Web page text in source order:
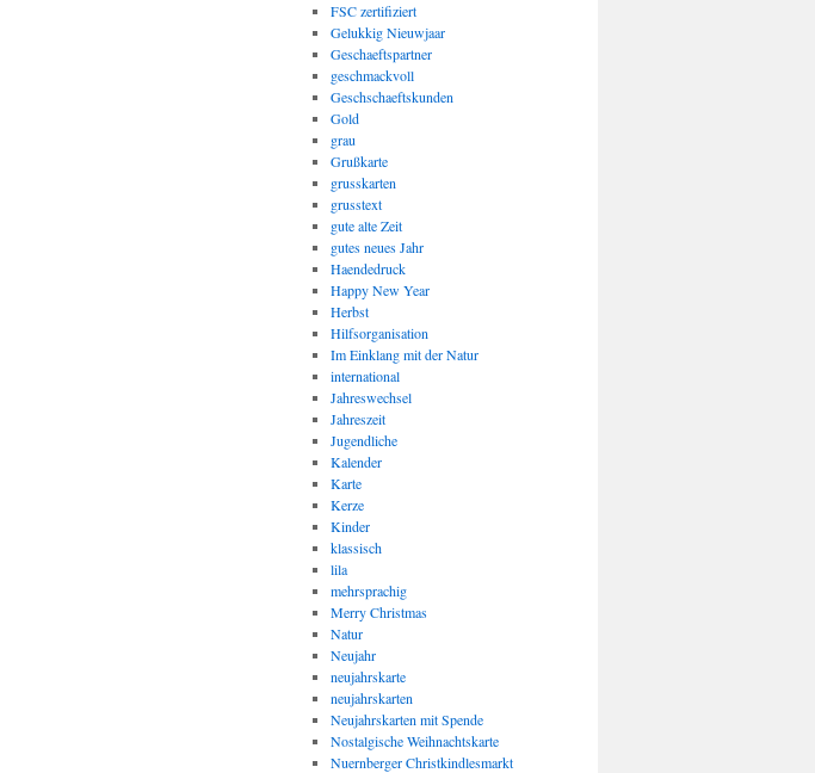
FSC zertifiziert
Gelukkig Nieuwjaar
Geschaeftspartner
geschmackvoll
Geschschaeftskunden
Gold
grau
Grußkarte
grusskarten
grusstext
gute alte Zeit
gutes neues Jahr
Haendedruck
Happy New Year
Herbst
Hilfsorganisation
Im Einklang mit der Natur
international
Jahreswechsel
Jahreszeit
Jugendliche
Kalender
Karte
Kerze
Kinder
klassisch
lila
mehrsprachig
Merry Christmas
Natur
Neujahr
neujahrskarte
neujahrskarten
Neujahrskarten mit Spende
Nostalgische Weihnachtskarte
Nuernberger Christkindlesmarkt